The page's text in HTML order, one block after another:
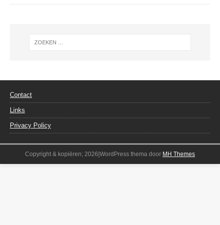
Contact
Links
Privacy Policy
Copyright & kopiëren; 2026|WordPress thema door MH Themes